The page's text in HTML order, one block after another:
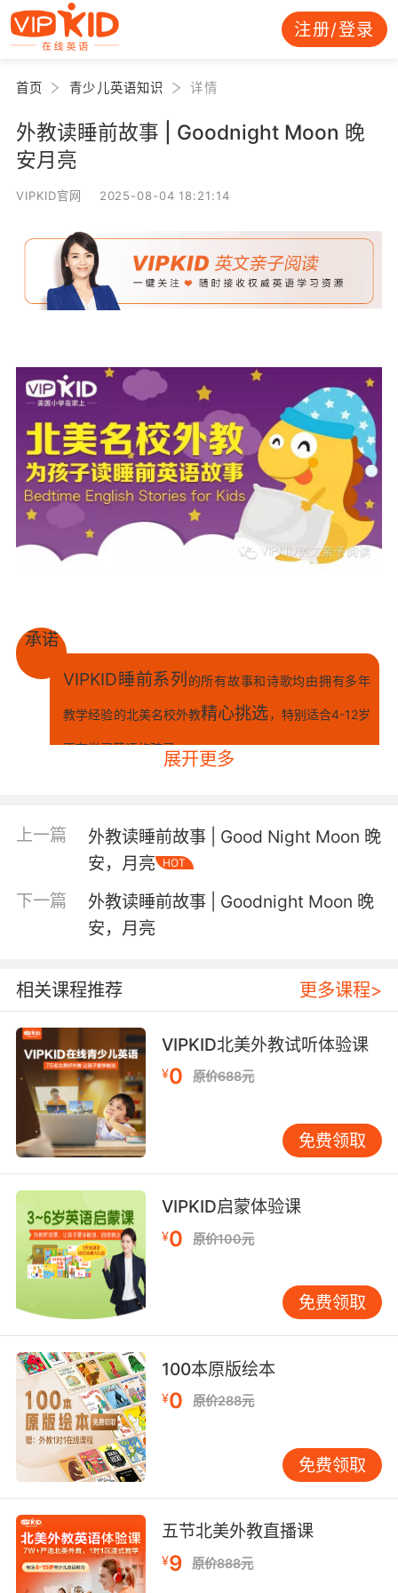
注册/登录
首页 青少儿英语知识 详情
外教读睡前故事 | Goodnight Moon 晚
安月亮
VIPKID官网 2025-08-04 18:21:14
承诺
VIPKID睡前系列 的所有故事和诗歌均由拥有多年
教学经验的北美名校外教精心挑选，特别适合4-12岁
正在学习英语的孩子。
音标准
《Goodnight Moon 晚安月亮》
们也演绎了多个版本。
不要小看这个故事，其中的技巧可不少呢，比如里面提到的东
西都是家庭里最常见的物品，由此带来的熟悉感会让宝贝觉得
每两句句尾的词都是押韵的，可以让宝贝们
跟着音频朗读，感受英文中的韵律之美。
先来认识一下今天讲故事的北美外教 Amanda YJ老师！
名师绝技
Amanda YJ老师来自美国，已获得硕士学位。老师在美国的学
校里工作了18年，她喜欢和不同年龄段的孩子一起工作和学
习。每当老师看到学生们在学校里学习新的技能，总是感到自
己的工作非常有价值。Amanda老师育有两个喜欢踢足球的儿
子，一有时间老师总会陪伴在他们身边。她的家里还养了两只
猫咪，充满了生活气息。老师本人喜欢读书，骑自行车，在户
展开更多
上一篇
外教读睡前故事 | Good Night Moon 晚
安，月亮
HOT
下一篇
外教读睡前故事 | Goodnight Moon 晚
安，月亮
相关课程推荐 更多课程>
VIPKID北美外教试听体验课
¥0 原价688元
免费领取
VIPKID启蒙体验课
¥0 原价100元
免费领取
100本原版绘本
¥0 原价288元
免费领取
五节北美外教直播课
¥9 原价888元